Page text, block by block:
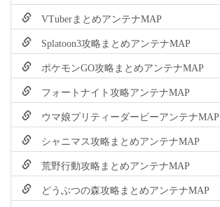
VTuberまとめアンテナMAP
Splatoon3攻略まとめアンテナMAP
ポケモンGO攻略まとめアンテナMAP
フォートナイト攻略アンテナMAP
ウマ娘プリティーダービーアンテナMAP
シャニマス攻略まとめアンテナMAP
荒野行動攻略まとめアンテナMAP
どうぶつの森攻略まとめアンテナMAP